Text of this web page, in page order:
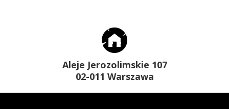
Aleje Jerozolimskie 107
02-011 Warszawa